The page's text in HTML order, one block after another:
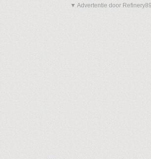
▼ Advertentie door Refinery89